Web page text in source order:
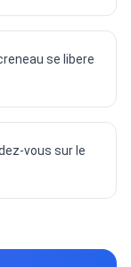
se libere
vous sur le